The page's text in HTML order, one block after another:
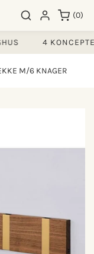
Søgeresultater
Log ind (0)
0
varer
4
M/6 KNAGER